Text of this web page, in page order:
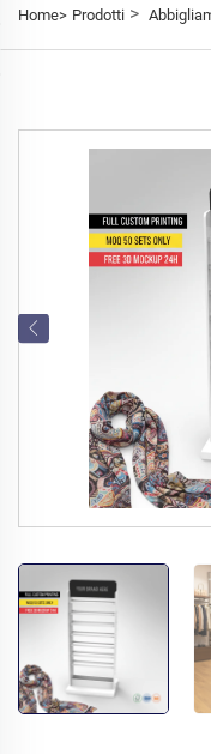
Home> Prodotti >